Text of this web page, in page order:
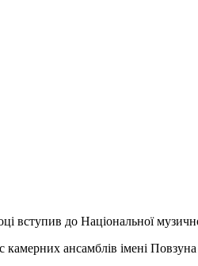
до Національної
ансамблів імені